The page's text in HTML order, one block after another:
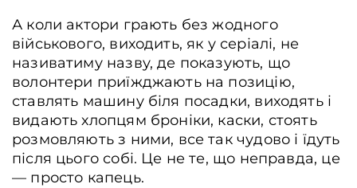
А коли актори грають без жодного
військового, виходить, як у серіалі, не
називатиму назву, де показують, що
волонтери приїжджають на позицію,
ставлять машину біля посадки, виходять і
видають хлопцям броніки, каски, стоять
розмовляють з ними, все так чудово і їдуть
після цього собі. Це не те, що неправда, це
— просто капець.